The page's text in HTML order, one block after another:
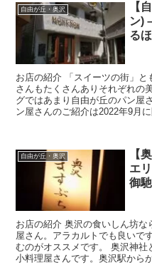
自由が丘・奥沢
【
ン)
る
お店の紹介 「スイーツの街」
さんもたくさんありそれぞれの
グではあまり自由が丘のパン屋
ン屋さんのご紹介は2022年9月に
自由が丘・奥沢
【
エ
御
お店の紹介 奥沢の食いしん坊
屋さん。アラカルトでも良いで
むのがオススメです。 奥沢神
小料理屋さんです。奥沢駅から